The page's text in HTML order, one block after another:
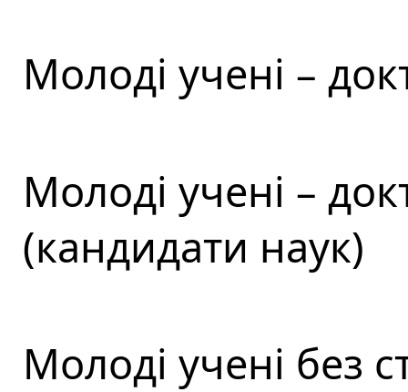
Молоді учені –
Молоді учені –
(кандидати наук)
Молоді учені без